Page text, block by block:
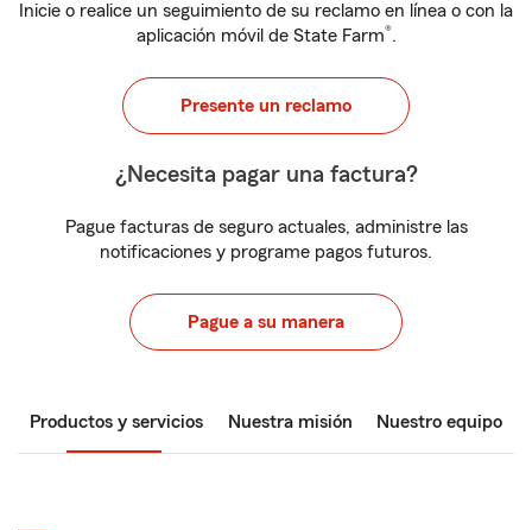
Inicie o realice un seguimiento de su reclamo en línea o con la
aplicación móvil de State Farm®.
Presente un reclamo
¿Necesita pagar una factura?
Pague facturas de seguro actuales, administre las
notificaciones y programe pagos futuros.
Pague a su manera
Productos y servicios Nuestra misión Nuestro equipo